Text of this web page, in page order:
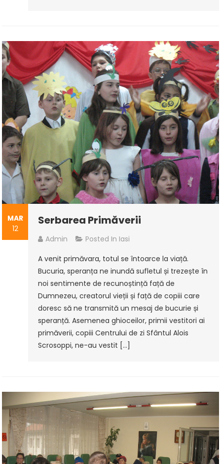
MAR
12
Serbarea Primăverii
Admin Posted In Iasi
A venit primăvara, totul se întoarce la viață.
Bucuria, speranța ne inundă sufletul și trezește în
noi sentimente de recunoștință față de
Dumnezeu, creatorul vieții și față de copiii care
doresc să ne transmită un mesaj de bucurie și
speranță. Asemenea ghioceilor, primii vestitori ai
primăverii, copiii Centrului de zi Sfântul Alois
Scrosoppi, ne-au vestit […]